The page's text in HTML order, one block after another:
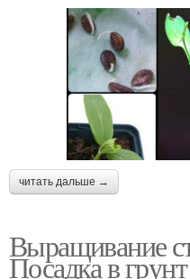
читать дальше →
Выращивание
Посадка в грунт